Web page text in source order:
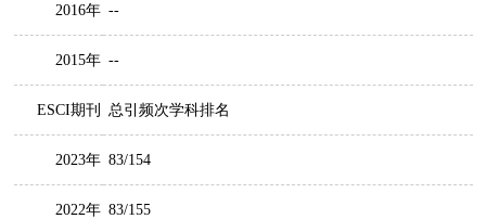
2016年 --
2015年 --
ESCI期刊 总引频次学科排名
2023年 83/154
2022年 83/155